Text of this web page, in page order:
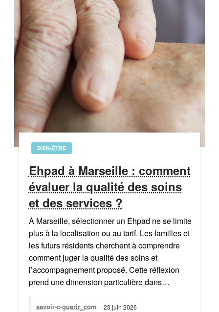
BIEN-ÊTRE
Ehpad à Marseille : comment
évaluer la qualité des soins
et des services ?
À Marseille, sélectionner un Ehpad ne se limite
plus à la localisation ou au tarif. Les familles et
les futurs résidents cherchent à comprendre
comment juger la qualité des soins et
l’accompagnement proposé. Cette réflexion
prend une dimension particulière dans…
savoir-c-guerir_com 23 juin 2026